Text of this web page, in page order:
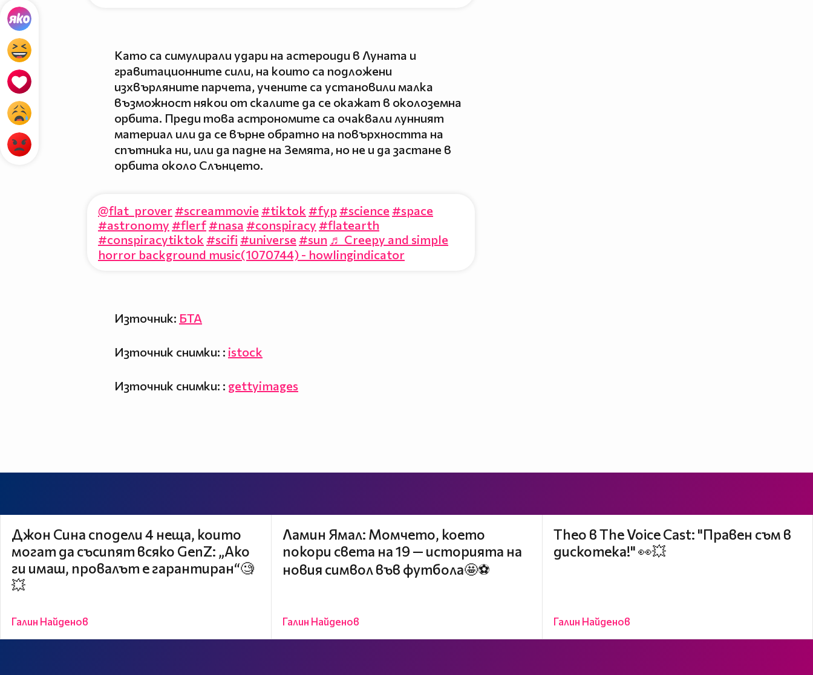
Като са симулирали удари на астероиди в Луната и
гравитационните сили, на които са подложени
изхвърляните парчета, учените са установили малка
възможност някои от скалите да се окажат в околоземна
орбита. Преди това астрономите са очаквали лунният
материал или да се върне обратно на повърхността на
спътника ни, или да падне на Земята, но не и да застане в
орбита около Слънцето.
@flat_prover #screammovie #tiktok #fyp #science #space
#astronomy #flerf #nasa #conspiracy #flatearth
#conspiracytiktok #scifi #universe #sun ♬ Creepy and simple
horror background music(1070744) - howlingindicator
Източник: БТА
Източник снимки: : istock
Източник снимки: : gettyimages
Джон Сина сподели 4 неща, които
могат да съсипят всяко GenZ: „Ако
ги имаш, провалът е гарантиран“🧐
💥
Галин Найденов
Ламин Ямал: Момчето, което
покори света на 19 — историята на
новия символ във футбола🤩⚽
Галин Найденов
Theo в The Voice Cast: "Правен съм в
дискотека!" 👀💥
Галин Найденов